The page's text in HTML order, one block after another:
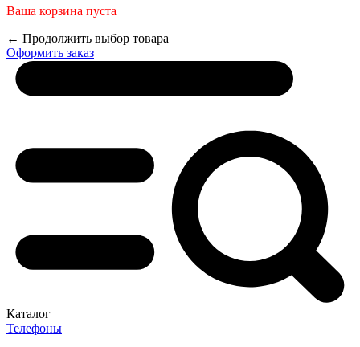
Ваша корзина пуста
← Продолжить выбор товара
Оформить заказ
Каталог
Телефоны